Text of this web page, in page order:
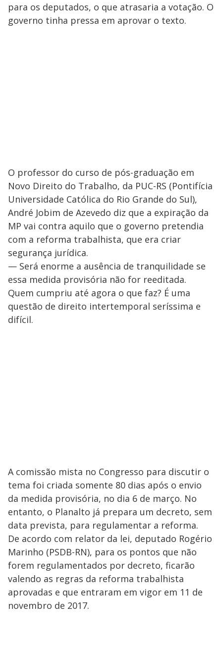
para os deputados, o que atrasaria a votação. O
governo tinha pressa em aprovar o texto.
O professor do curso de pós-graduação em
Novo Direito do Trabalho, da PUC-RS (Pontifícia
Universidade Católica do Rio Grande do Sul),
André Jobim de Azevedo diz que a expiração da
MP vai contra aquilo que o governo pretendia
com a reforma trabalhista, que era criar
segurança jurídica.
— Será enorme a ausência de tranquilidade se
essa medida provisória não for reeditada.
Quem cumpriu até agora o que faz? É uma
questão de direito intertemporal seríssima e
difícil.
A comissão mista no Congresso para discutir o
tema foi criada somente 80 dias após o envio
da medida provisória, no dia 6 de março. No
entanto, o Planalto já prepara um decreto, sem
data prevista, para regulamentar a reforma.
De acordo com relator da lei, deputado Rogério
Marinho (PSDB-RN), para os pontos que não
forem regulamentados por decreto, ficarão
valendo as regras da reforma trabalhista
aprovadas e que entraram em vigor em 11 de
novembro de 2017.